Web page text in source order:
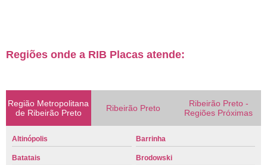
Regiões onde a RIB Placas atende:
Região Metropolitana
de Ribeirão Preto
Ribeirão Preto
Ribeirão Preto -
Regiões Próximas
Altinópolis Barrinha
Batatais Brodowski